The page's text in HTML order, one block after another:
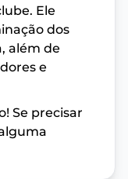
Ele
dos
além de
e
Se precisar